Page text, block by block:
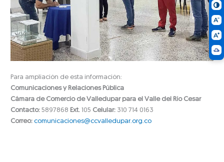
Para ampliación de esta información:
Comunicaciones y Relaciones Pública
Cámara de Comercio de Valledupar para el Valle del Río Cesar
Contacto: 5897868 Ext. 105 Celular: 310 714 0163
Correo: comunicaciones@ccvalledupar.org.co